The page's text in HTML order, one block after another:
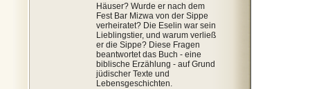
Häuser? Wurde er nach dem
Fest Bar Mizwa von der Sippe
verheiratet? Die Eselin war sein
Lieblingstier, und warum verließ
er die Sippe? Diese Fragen
beantwortet das Buch - eine
biblische Erzählung - auf Grund
jüdischer Texte und
Lebensgeschichten.